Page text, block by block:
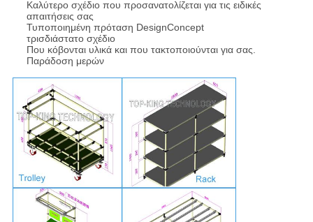
Καλύτερο σχέδιο που προσανατολίζεται για τις ειδικές
απαιτήσεις σας
Τυποποιημένη πρόταση DesignConcept
τρισδιάστατο σχέδιο
Που κόβονται υλικά και που τακτοποιούνται για σας.
Παράδοση μερών